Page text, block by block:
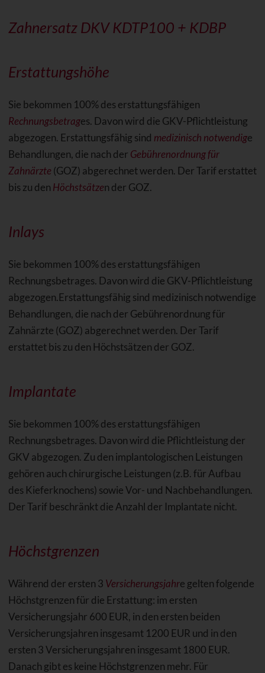
Zahnersatz DKV KDTP100 + KDBP
Erstattungshöhe
Sie bekommen 100% des erstattungsfähigen
Rechnungsbetrages. Davon wird die GKV-Pflichtleistung
abgezogen. Erstattungsfähig sind medizinisch notwendige
Behandlungen, die nach der Gebührenordnung für
Zahnärzte (GOZ) abgerechnet werden. Der Tarif erstattet
bis zu den Höchstsätzen der GOZ.
Inlays
Sie bekommen 100% des erstattungsfähigen
Rechnungsbetrages. Davon wird die GKV-Pflichtleistung
abgezogen.Erstattungsfähig sind medizinisch notwendige
Behandlungen, die nach der Gebührenordnung für
Zahnärzte (GOZ) abgerechnet werden. Der Tarif
erstattet bis zu den Höchstsätzen der GOZ.
Implantate
Sie bekommen 100% des erstattungsfähigen
Rechnungsbetrages. Davon wird die Pflichtleistung der
GKV abgezogen. Zu den implantologischen Leistungen
gehören auch chirurgische Leistungen (z.B. für Aufbau
des Kieferknochens) sowie Vor- und Nachbehandlungen.
Der Tarif beschränkt die Anzahl der Implantate nicht.
Höchstgrenzen
Während der ersten 3 Versicherungsjahre gelten folgende
Höchstgrenzen für die Erstattung: im ersten
Versicherungsjahr 600 EUR, in den ersten beiden
Versicherungsjahren insgesamt 1200 EUR und in den
ersten 3 Versicherungsjahren insgesamt 1800 EUR.
Danach gibt es keine Höchstgrenzen mehr. Für